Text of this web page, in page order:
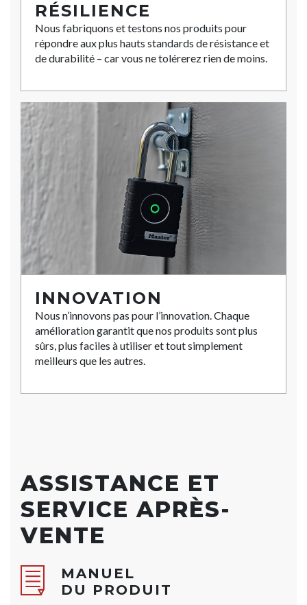
RÉSILIENCE
Nous fabriquons et testons nos produits pour
répondre aux plus hauts standards de résistance et
de durabilité – car vous ne tolérerez rien de moins.
INNOVATION
Nous n’innovons pas pour l’innovation. Chaque
amélioration garantit que nos produits sont plus
sûrs, plus faciles à utiliser et tout simplement
meilleurs que les autres.
ASSISTANCE ET
SERVICE APRÈS-
VENTE
MANUEL
DU PRODUIT